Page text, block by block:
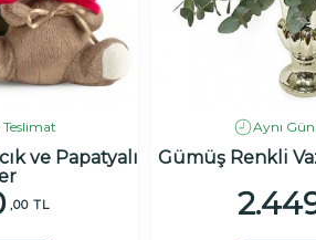
ve Papatyalı
,00 TL
Aynı
Gümüş Renkli